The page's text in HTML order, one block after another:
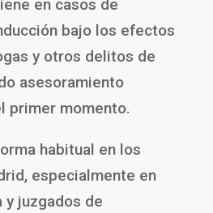
en casos de
bajo los efectos
y otros delitos de
asesoramiento
primer momento.
habitual en los
especialmente en
y juzgados de